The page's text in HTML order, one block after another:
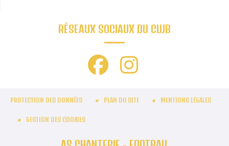
RÉSEAUX SOCIAUX DU CLUB
PROTECTION DES DONNÉES PLAN DU SITE MENTIONS LÉGALES
GESTION DES COOKIES